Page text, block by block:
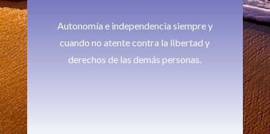
Autonomía e independencia siempre y
cuando no atente contra la libertad y
derechos de las demás personas.